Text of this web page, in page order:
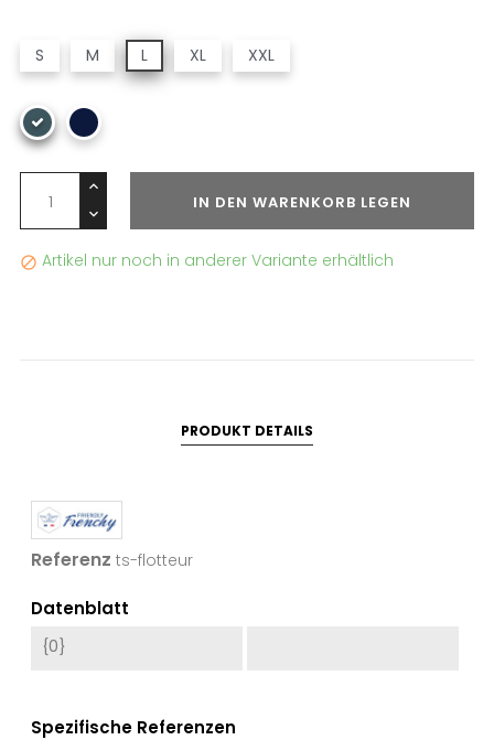
S M L XL XXL
IN DEN WARENKORB LEGEN
 Artikel nur noch in anderer Variante erhältlich
PRODUKT DETAILS
Referenz ts-flotteur
Datenblatt
{0}
Spezifische Referenzen